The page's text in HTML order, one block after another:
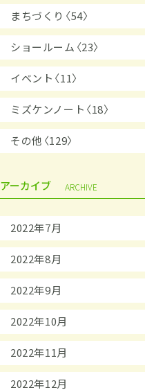
まちづくり〈54〉
ショールーム〈23〉
イベント〈11〉
ミズケンノート〈18〉
その他〈129〉
アーカイブ ARCHIVE
2022年7月
2022年8月
2022年9月
2022年10月
2022年11月
2022年12月